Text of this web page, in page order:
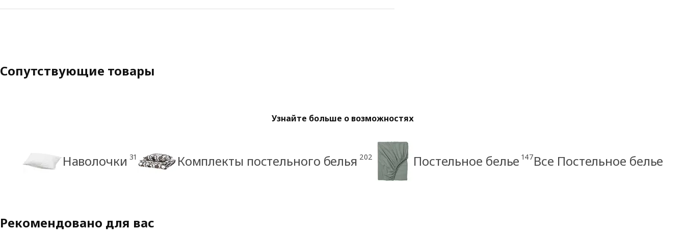
Сопутствующие товары
Узнайте больше о возможностях
Наволочки 31 Комплекты постельного белья 202 Постельное белье 147Все Постельное белье
Рекомендовано для вас